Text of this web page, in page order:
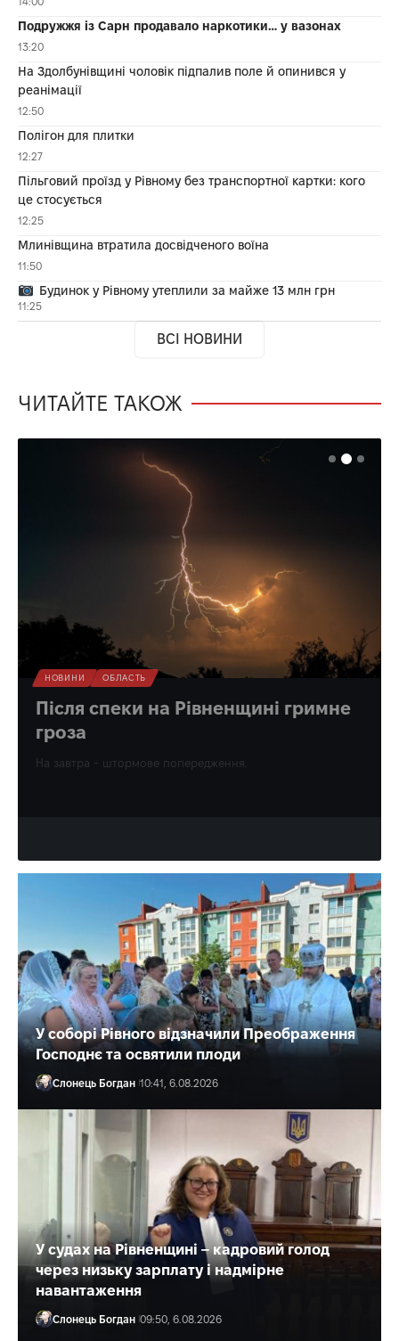
Подружжя із Сарн продавало наркотики… у вазонах
13:20
На Здолбунівщині чоловік підпалив поле й опинився у
реанімації
12:50
Полігон для плитки
12:27
Пільговий проїзд у Рівному без транспортної картки: кого
це стосується
12:25
Млинівщина втратила досвідченого воїна
11:50
Будинок у Рівному утеплили за майже 13 млн грн
11:25
ВСІ НОВИНИ
ЧИТАЙТЕ ТАКОЖ
НОВИНИ ОБЛАСТЬ
Після спеки на Рівненщині гримне
гроза
На завтра - штормове попередження.
У соборі Рівного відзначили Преображення
Господнє та освятили плоди
Слонець Богдан 10:41, 6.08.2026
У судах на Рівненщині – кадровий голод
через низьку зарплату і надмірне
навантаження
Слонець Богдан 09:50, 6.08.2026